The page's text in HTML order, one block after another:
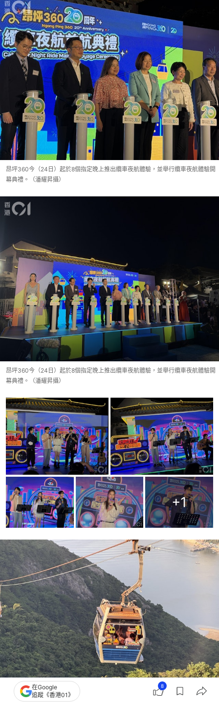
昂坪360今（24日）起於8個指定晚上推出纜車夜航體驗，並舉行纜車夜航體驗開
幕典禮。（潘耀昇攝）
昂坪360今（24日）起於8個指定晚上推出纜車夜航體驗，並舉行纜車夜航體驗開
幕典禮。（潘耀昇攝）
+1
在Google
追蹤《香港01》
8